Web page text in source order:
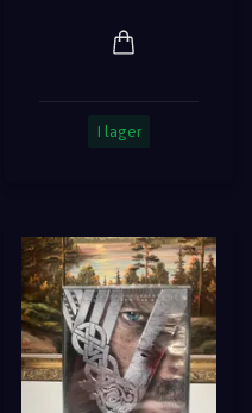
I lager